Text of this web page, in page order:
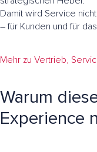
Damit wird Service
– für Kunden und für
Mehr zu Vertrieb,
Warum
Experience